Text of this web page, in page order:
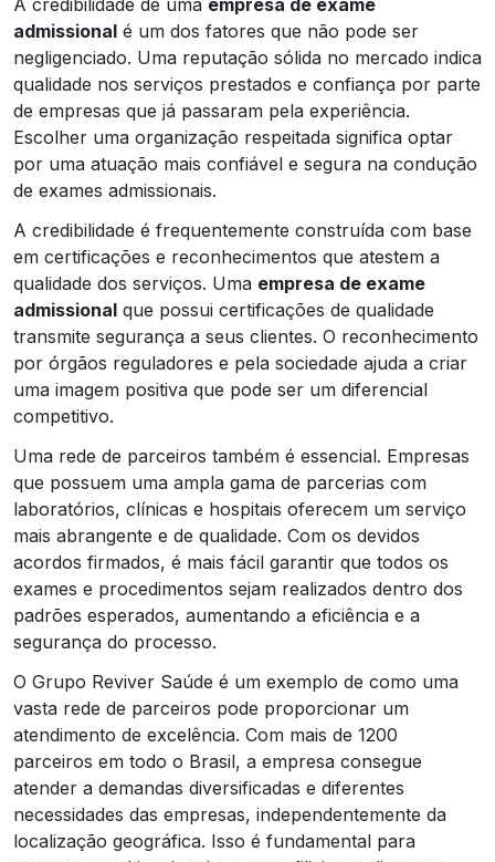
admissional é um dos fatores que não pode ser
negligenciado. Uma reputação sólida no mercado indica
qualidade nos serviços prestados e confiança por parte
de empresas que já passaram pela experiência.
Escolher uma organização respeitada significa optar
por uma atuação mais confiável e segura na condução
de exames admissionais.
A credibilidade é frequentemente construída com base
em certificações e reconhecimentos que atestem a
qualidade dos serviços. Uma empresa de exame
admissional que possui certificações de qualidade
transmite segurança a seus clientes. O reconhecimento
por órgãos reguladores e pela sociedade ajuda a criar
uma imagem positiva que pode ser um diferencial
competitivo.
Uma rede de parceiros também é essencial. Empresas
que possuem uma ampla gama de parcerias com
laboratórios, clínicas e hospitais oferecem um serviço
mais abrangente e de qualidade. Com os devidos
acordos firmados, é mais fácil garantir que todos os
exames e procedimentos sejam realizados dentro dos
padrões esperados, aumentando a eficiência e a
segurança do processo.
O Grupo Reviver Saúde é um exemplo de como uma
vasta rede de parceiros pode proporcionar um
atendimento de excelência. Com mais de 1200
parceiros em todo o Brasil, a empresa consegue
atender a demandas diversificadas e diferentes
necessidades das empresas, independentemente da
localização geográfica. Isso é fundamental para